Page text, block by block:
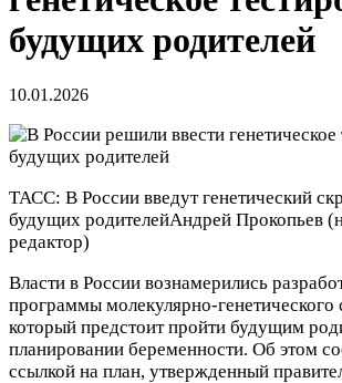
будущих родителей
10.01.2026
ТАСС: В России введут генетический
будущих родителейАндрей Прокопьев
редактор)
Власти в России вознамерились
программы молекулярно-генетического
который предстоит пройти будущим
планировании беременности. Об этом
ссылкой на план, утвержденный